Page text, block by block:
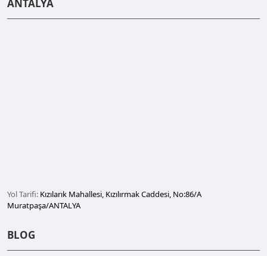
ANTALYA
Yol Tarifi: Kızılarık Mahallesi, Kızılırmak Caddesi, No:86/A
Muratpaşa/ANTALYA
BLOG